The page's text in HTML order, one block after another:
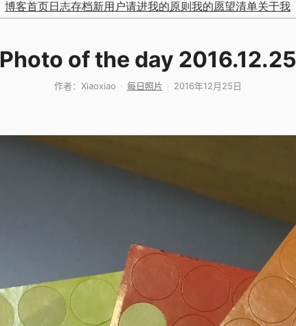
博客首页日志存档新用户请进我的原则 我的愿望清单关于我
Photo of the day 2016.12.25
作者： Xiaoxiao 每日照片 2016年12月25日